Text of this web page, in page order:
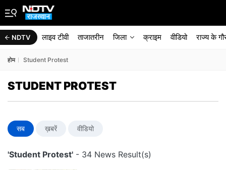
NDTV लाइव टीवी ताजातरीन जिला क्राइम वीडियो राज्‍य के
होम Student Protest
STUDENT PROTEST
सब ख़बरें वीडियो
'Student Protest' - 34 News Result(s)